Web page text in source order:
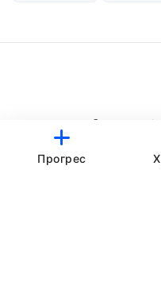
© StankovFit
Crafted with
Прогрес